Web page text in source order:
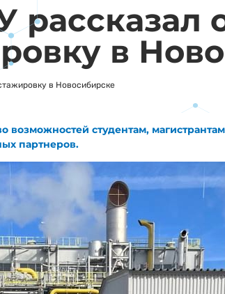
в
в Новосибирске
возможностей студентам,
партнеров.